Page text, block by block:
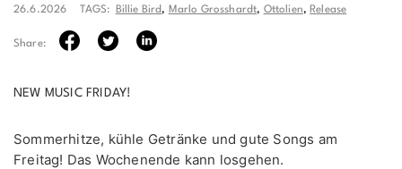
26.6.2026 TAGS: Billie Bird, Marlo Grosshardt, Ottolien, Release
Share:
NEW MUSIC FRIDAY!
Sommerhitze, kühle Getränke und gute Songs am
Freitag! Das Wochenende kann losgehen.